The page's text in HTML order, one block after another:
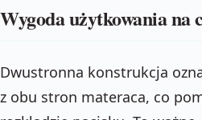
Wygoda użytkowania na
Dwustronna konstrukcja
z obu stron materaca, co